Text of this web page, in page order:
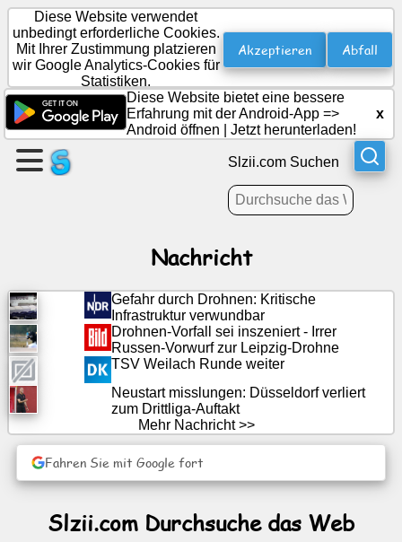
Erstellen
Sie
eine
Seite
Gruppe
Agenda
Unterhaltung
Soziales
Netzwerk
Nachricht
Symbole
Diese Website verwendet
unbedingt erforderliche Cookies.
Mit Ihrer Zustimmung platzieren
wir Google Analytics-Cookies für
Statistiken.
Akzeptieren Abfall
Diese Website bietet eine bessere
Erfahrung mit der Android-App =>
Android öffnen
Jetzt herunterladen!
x
Slzii.com Suchen
Nachricht
Gefahr durch Drohnen: Kritische
Infrastruktur verwundbar
Drohnen-Vorfall sei inszeniert - Irrer
Russen-Vorwurf zur Leipzig-Drohne
TSV Weilach Runde weiter
Neustart misslungen: Düsseldorf verliert
zum Drittliga-Auftakt
Mehr Nachricht >>
Fahren Sie mit Google fort
Slzii.com Durchsuche das Web